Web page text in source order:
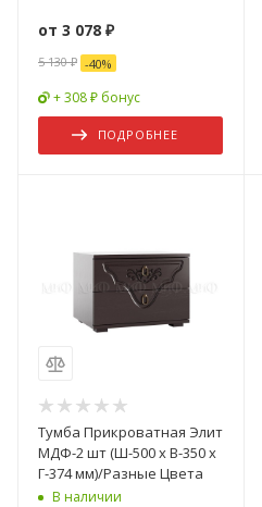
от 3 078 ₽
5 130 ₽ -40%
+ 308 ₽ бонус
ПОДРОБНЕЕ
Тумба Прикроватная Элит
МДФ-2 шт (Ш-500 х В-350 х
Г-374 мм)/Разные Цвета
В наличии